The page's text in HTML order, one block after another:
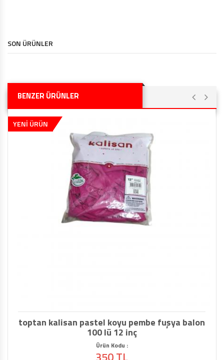
SON ÜRÜNLER
BENZER ÜRÜNLER
toptan hbk krom balon altın